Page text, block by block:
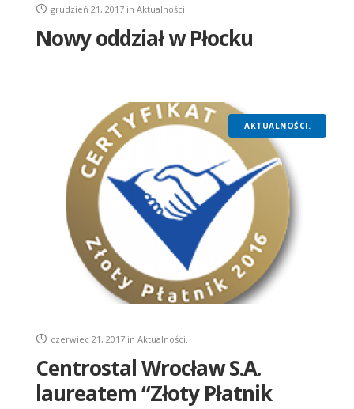
grudzień 21, 2017 in Aktualności
Nowy oddział w Płocku
AKTUALNOŚCI.
czerwiec 21, 2017 in Aktualności.
Centrostal Wrocław S.A.
laureatem “Złoty Płatnik